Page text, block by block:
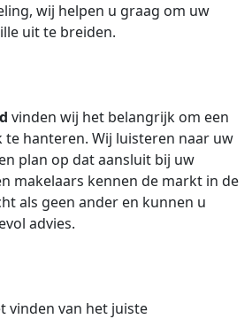
wij helpen u graag om uw
uit te breiden.
vinden wij het belangrijk om een
te hanteren. Wij luisteren naar uw
plan op dat aansluit bij uw
makelaars kennen de markt in de
als geen ander en kunnen u
advies.
vinden van het juiste